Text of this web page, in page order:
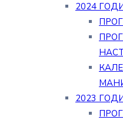
2024
2023